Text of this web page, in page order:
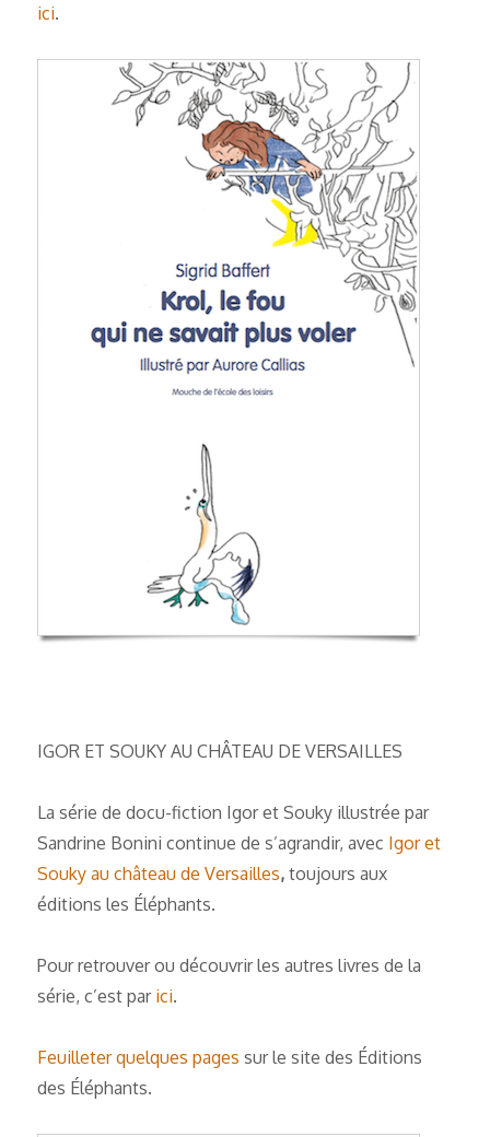
ici.
IGOR ET SOUKY AU CHÂTEAU DE VERSAILLES
La série de docu-fiction Igor et Souky illustrée par
Sandrine Bonini continue de s’agrandir, avec Igor et
Souky au château de Versailles, toujours aux
éditions les Éléphants.
Pour retrouver ou découvrir les autres livres de la
série, c’est par ici.
Feuilleter quelques pages sur le site des Éditions
des Éléphants.